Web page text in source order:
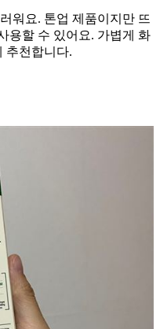
워요. 톤업 제품이지만 뜨
용할 수 있어요. 가볍게 화
추천합니다.